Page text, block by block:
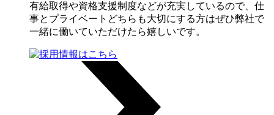
有給取得や資格支援制度などが充実しているので、仕
事とプライベートどちらも大切にする方はぜひ弊社で
一緒に働いていただけたら嬉しいです。